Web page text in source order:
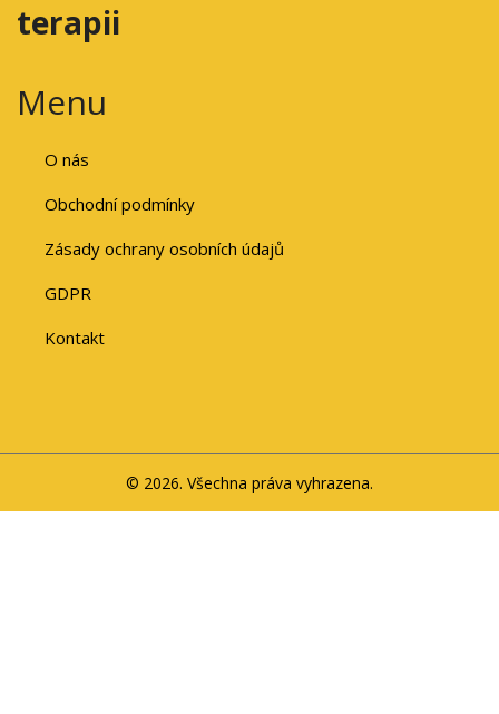
terapii
Menu
O nás
Obchodní podmínky
Zásady ochrany osobních údajů
GDPR
Kontakt
© 2026. Všechna práva vyhrazena.